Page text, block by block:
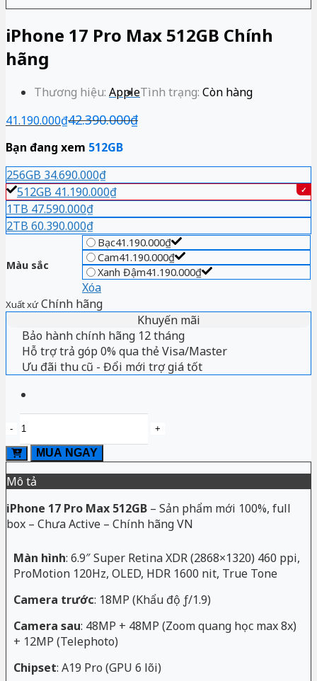
iPhone 17 Pro Max 512GB Chính
hãng
Thương hiệu: AppleTình trạng: Còn hàng
41.190.000₫42.390.000₫
Bạn đang xem 512GB
256GB 34.690.000₫
512GB 41.190.000₫
1TB 47.590.000₫
2TB 60.390.000₫
Màu sắc
Bạc41.190.000₫
Cam41.190.000₫
Xanh Đậm41.190.000₫
Xóa
Xuất xứ Chính hãng
Khuyến mãi
Bảo hành chính hãng 12 tháng
Hỗ trợ trả góp 0% qua thẻ Visa/Master
Ưu đãi thu cũ - Đổi mới trợ giá tốt
17
Pro
Max
512GB
Chính
số
lượng
MUA NGAY
Mô tả
iPhone 17 Pro Max 512GB – Sản phẩm mới 100%, full
box – Chưa Active – Chính hãng VN
Màn hình: 6.9″ Super Retina XDR (2868×1320) 460 ppi,
ProMotion 120Hz, OLED, HDR 1600 nit, True Tone
Camera trước: 18MP (Khẩu độ ƒ/1.9)
Camera sau: 48MP + 48MP (Zoom quang học max 8x)
+ 12MP (Telephoto)
Chipset: A19 Pro (GPU 6 lõi)